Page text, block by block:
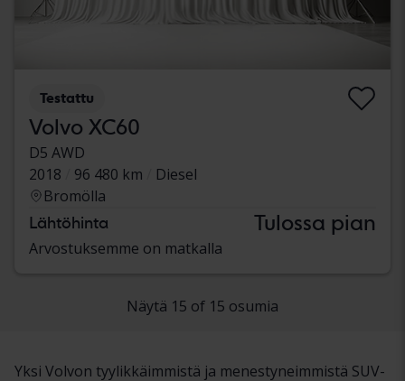
Testattu
Volvo XC60
D5 AWD
2018
96 480 km
Diesel
Bromölla
Lähtöhinta Tulossa pian
Arvostuksemme on matkalla
Näytä 15 of 15 osumia
Yksi Volvon tyylikkäimmistä ja menestyneimmistä SUV-